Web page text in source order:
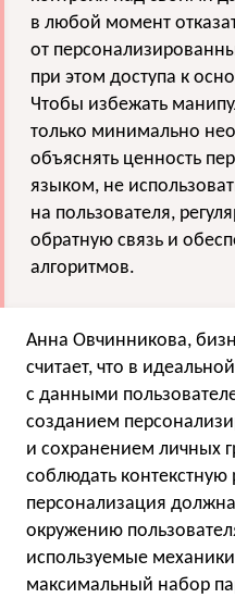
в любой момент
от
при этом доступа к
Чтобы избежать
только минимально
объяснять ценность
языком, не
на пользователя,
обратную связь и
алгоритмов.
Анна Овчинникова,
считает, что в
с данными
созданием
и сохранением личных
соблюдать контекстную
персонализация должна
окружению
используемые
максимальный набор